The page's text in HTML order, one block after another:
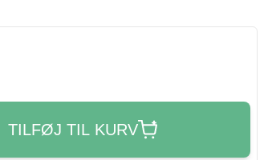
TILFØJ TIL KURV